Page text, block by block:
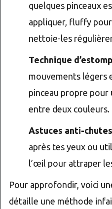
quelques pinceaux
appliquer, fluffy
nettoie-les
Technique
mouvements légers
pinceau propre
entre deux couleurs.
Astuces anti-chutes
après tes yeux ou
l’œil pour attraper
Pour approfondir, voici
détaille une méthode